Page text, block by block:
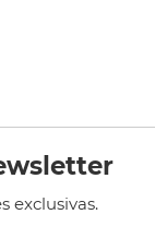
exclusivas.